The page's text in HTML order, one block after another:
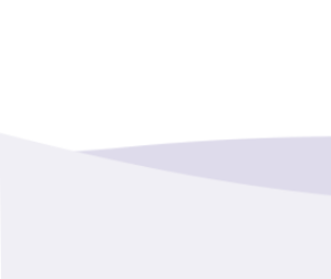
GOBERNACION PROVINCIAL DE TALCA